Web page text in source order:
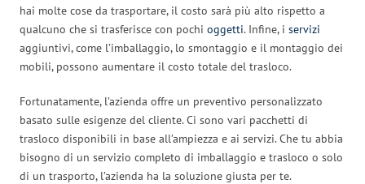
hai molte cose da trasportare, il costo sarà più alto rispetto a
qualcuno che si trasferisce con pochi oggetti. Infine, i servizi
aggiuntivi, come l’imballaggio, lo smontaggio e il montaggio dei
mobili, possono aumentare il costo totale del trasloco.
Fortunatamente, l’azienda offre un preventivo personalizzato
basato sulle esigenze del cliente. Ci sono vari pacchetti di
trasloco disponibili in base all’ampiezza e ai servizi. Che tu abbia
bisogno di un servizio completo di imballaggio e trasloco o solo
di un trasporto, l’azienda ha la soluzione giusta per te.